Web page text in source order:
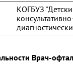
КОГБУЗ
Врач-